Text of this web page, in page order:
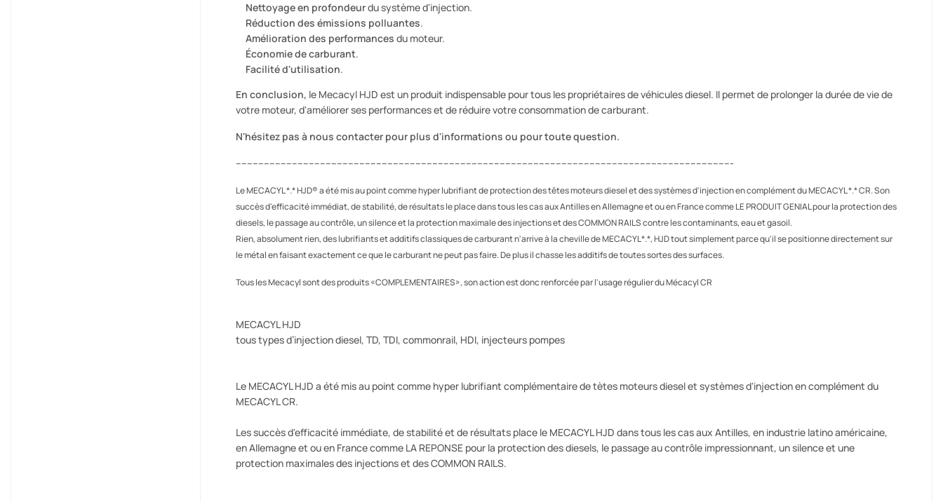
Nettoyage en profondeurdu système d'injection.
Réduction des émissions polluantes.
Amélioration des performances du moteur.
Économie de carburant.
Facilité d'utilisation.
En conclusion, le Mecacyl HJD est un produit indispensable pour tous les propriétaires de véhicules diesel. Il permet de prolonger la durée de vie de
votre moteur, d'améliorer ses performances et de réduire votre consommation de carburant.
N'hésitez pas à nous contacter pour plus d'informations ou pour toute question.
---------------------------------------------------------------------------------------------------------------------------------------------------------------------------------
Le MECACYL *.* HJD® a été mis au point comme hyper lubrifiant de protection des têtes moteurs diesel et des systèmes d'injection en complément du MECACYL *.* CR. Son
succès d'efficacité immédiat, de stabilité, de résultats le place dans tous les cas aux Antilles en Allemagne et ou en France comme LE PRODUIT GENIAL pour la protection des
diesels, le passage au contrôle, un silence et la protection maximale des injections et des COMMON RAILS contre les contaminants, eau et gasoil.
Rien, absolument rien, des lubrifiants et additifs classiques de carburant n'arrive à la cheville de MECACYL*.*, HJD tout simplement parce qu'il se positionne directement sur
le métal en faisant exactement ce que le carburant ne peut pas faire. De plus il chasse les additifs de toutes sortes des surfaces.
Tous les Mecacyl sont des produits «COMPLEMENTAIRES», son action est donc renforcée par l'usage régulier du Mécacyl CR
MECACYL HJD
tous types d’injection diesel, TD, TDI, commonrail, HDI, injecteurs pompes
Le MECACYL HJD a été mis au point comme hyper lubrifiant complémentaire de tètes moteurs diesel et systèmes d'injection en complément du
MECACYL CR.
Les succès d'efficacité immédiate, de stabilité et de résultats place le MECACYL HJD dans tous les cas aux Antilles, en industrie latino américaine,
en Allemagne et ou en France comme LA REPONSE pour la protection des diesels, le passage au contrôle impressionnant, un silence et une
protection maximales des injections et des COMMON RAILS.